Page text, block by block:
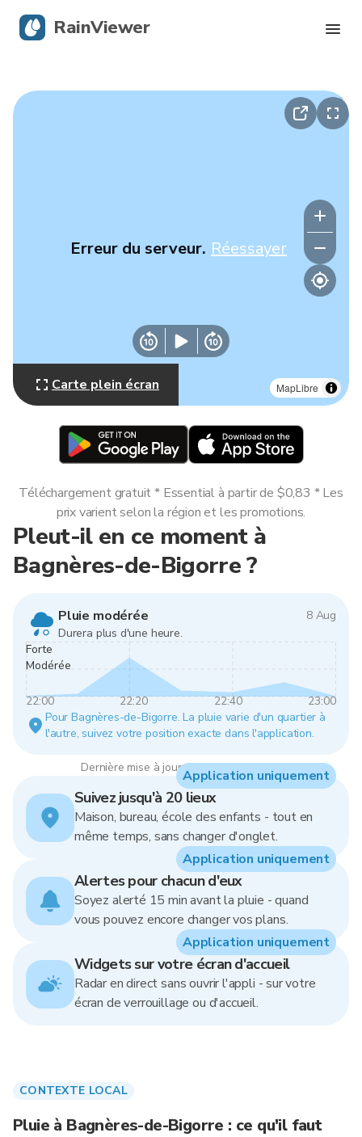
MapLibre
Erreur du serveur. Réessayer
Carte plein écran
Pleut-il en ce moment à
Bagnères-de-Bigorre ?
Pluie modérée
8 Aug
Durera plus d'une heure.
Forte
Modérée
22:00 22:20 22:40
23:00
Pour Bagnères-de-Bigorre. La pluie varie d'un quartier à
l'autre, suivez votre position exacte dans l'application.
Dernière mise à jour : 22:00, 8 Aug 2026
Téléchargement gratuit * Essential à partir de $0,83 * Les
prix varient selon la région et les promotions.
Suivez jusqu'à 20 lieux
Maison, bureau, école des enfants - tout en
même temps, sans changer d'onglet.
Application uniquement
Alertes pour chacun d'eux
Soyez alerté 15 min avant la pluie - quand
vous pouvez encore changer vos plans.
Application uniquement
Widgets sur votre écran d'accueil
Radar en direct sans ouvrir l'appli - sur votre
écran de verrouillage ou d'accueil.
Application uniquement
CONTEXTE LOCAL
Pluie à Bagnères-de-Bigorre : ce qu'il faut
RainViewer